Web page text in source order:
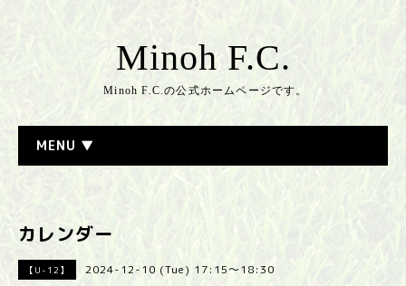
Minoh F.C.
Minoh F.C.の公式ホームページです。
MENU ▼
カレンダー
【U-12】 2024-12-10 (Tue) 17:15～18:30